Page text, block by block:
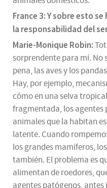
France 3: Y sobre esto
la responsabilidad del
Marie-Monique Robin:
sorprendente para mí. No
pena, las aves y los
Hay, por ejemplo,
cómo en una selva
fragmentada, los agentes
animales que la habitan
latente. Cuando
los grandes mamíferos,
también. El problema es
alimentan de roedores,
agentes patógenos,